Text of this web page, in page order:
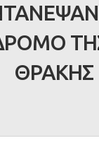
ΘΡΑΚΗΣ